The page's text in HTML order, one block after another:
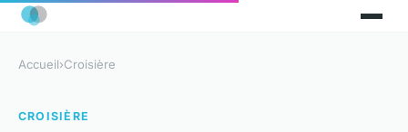
Accueil›Croisière
CROISIÈRE